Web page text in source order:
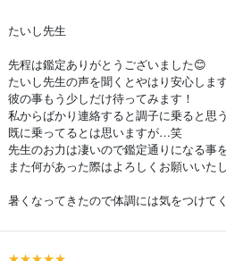
たいし先生
先程は鑑定ありがとうございました😊
たいし先生の声を聞くとやはり安心しま
彼の事もう少しだけ待ってみます！
私からばかり連絡すると調子に乗ると思
既に乗ってるとは思いますが…笑
先生のお力は凄いので鑑定通りになる事
また何があった際はよろしくお願いいた
暑くなってきたので体調には気をつけて